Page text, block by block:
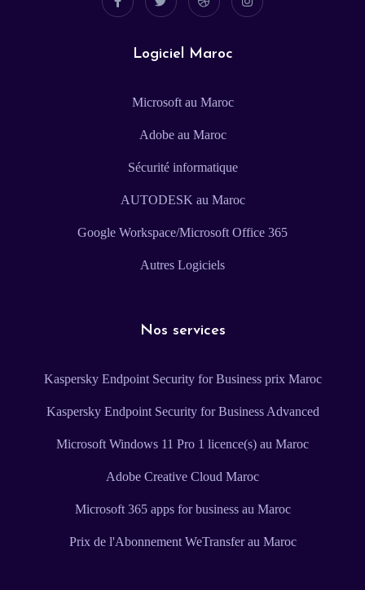
Logiciel Maroc
Microsoft au Maroc
Adobe au Maroc
Sécurité informatique
AUTODESK au Maroc
Google Workspace/Microsoft Office 365
Autres Logiciels
Nos services
Kaspersky Endpoint Security for Business prix Maroc
Kaspersky Endpoint Security for Business Advanced
Microsoft Windows 11 Pro 1 licence(s) au Maroc
Adobe Creative Cloud Maroc
Microsoft 365 apps for business au Maroc
Prix de l'Abonnement WeTransfer au Maroc